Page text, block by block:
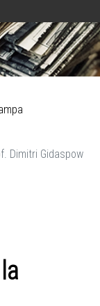
Dimitri Gidaspow